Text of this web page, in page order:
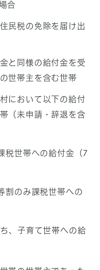
合
民税の免除を届け出
と同様の給付金を受
世帯主を含む世帯
において以下の給付
（未申請・辞退を含
世帯への給付金（7
のみ課税世帯への
子育て世帯への給